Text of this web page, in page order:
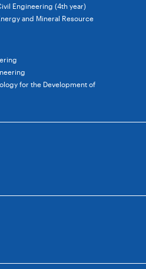
Engineering (4th year)
and Mineral Resource
for the Development of